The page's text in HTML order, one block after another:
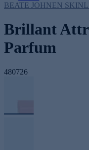
BEATE JOHNEN
Brillant
Parfum
480726